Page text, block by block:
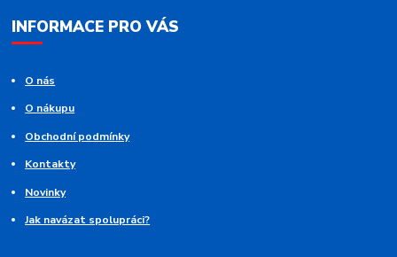
INFORMACE PRO VÁS
O nás
O nákupu
Obchodní podmínky
Kontakty
Novinky
Jak navázat spolupráci?